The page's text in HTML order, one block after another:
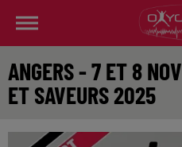
ANGERS - 7 ET 8
ET SAVEURS 2025